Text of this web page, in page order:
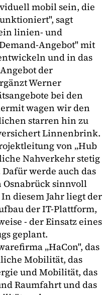
mobil sein, die
sagt
linien- und
Angebot" mit
und in das
der
Werner
bei den
wagen wir den
starren hin zu
Linnenbrink.
von „Hub
Nahverkehr stetig
werde auch das
sinnvoll
diesem Jahr liegt der
der IT-Plattform,
- der Einsatz eines
geplant.
„HaCon", das
Mobilität, das
und Mobilität, das
Raumfahrt und das